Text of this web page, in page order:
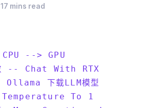
17 mins read
CPU --> GPU
-- Chat With RTX
下载LLM模型
To 1